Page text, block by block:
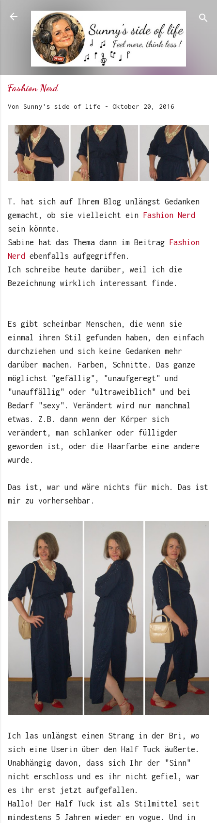
Direkt zum Hauptbereich
Fashion Nerd
Von Sunny's side of life - Oktober 20, 2016
T. hat sich auf Ihrem Blog unlängst Gedanken
gemacht, ob sie vielleicht ein Fashion Nerd
sein könnte.
Sabine hat das Thema dann im Beitrag Fashion
Nerd
ebenfalls aufgegriffen.
Ich schreibe heute darüber, weil ich die
Bezeichnung wirklich interessant finde.
Es gibt scheinbar Menschen, die wenn sie
einmal ihren Stil gefunden haben, den einfach
durchziehen und sich keine Gedanken mehr
darüber machen. Farben, Schnitte. Das ganze
möglichst "gefällig", "unaufgeregt" und
"unauffällig" oder "ultraweiblich" und bei
Bedarf "sexy". Verändert wird nur manchmal
etwas. Z.B. dann wenn der Körper sich
verändert, man schlanker oder fülligder
geworden ist, oder die Haarfarbe eine andere
wurde.
Das ist, war und wäre nichts für mich. Das ist
mir zu vorhersehbar.
Ich las unlängst einen Strang in der Bri, wo
sich eine Userin über den Half Tuck äußerte.
Unabhängig davon, dass sich Ihr der "Sinn"
nicht erschloss und es ihr nicht gefiel, war
es ihr erst jetzt aufgefallen.
Hallo! Der Half Tuck ist als Stilmittel seit
mindestens 5 Jahren wieder en vogue. Und in